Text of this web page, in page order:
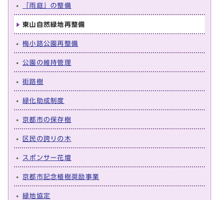
「雨庭」の整備
東山自然緑地再整備
梅小路公園再整備
公園の維持管理
街路樹
緑化助成制度
京都市の保存樹
区民の誇りの木
スポンサー花壇
京都市記念植樹奨励事業
緑地協定